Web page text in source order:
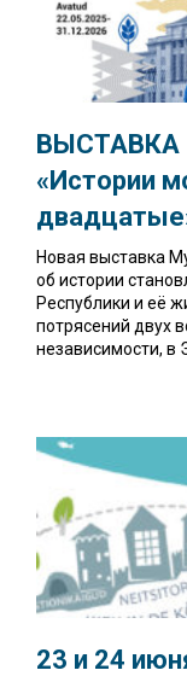
ВЫСТАВКА
«Истории
Новая выставка
об истории
Республики и её
потрясений двух
независимости, в
23 и 24